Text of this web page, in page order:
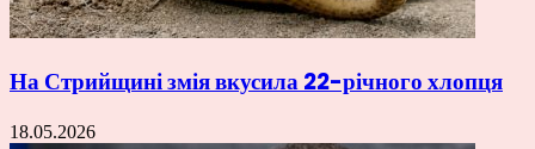
На Стрийщині змія вкусила 22-річного хлопця
18.05.2026